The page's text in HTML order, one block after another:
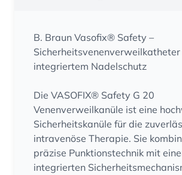
B. Braun Vasofix® Safety –
integriertem Nadelschutz
Die VASOFIX® Safety G 20
Venenverweilkanüle ist eine
Sicherheitskanüle für die
intravenöse Therapie. Sie
präzise Punktionstechnik mit
integrierten